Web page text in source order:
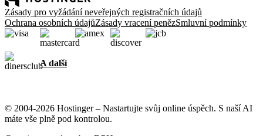
Zásady pro vyžádání neveřejných registračních údajů
Ochrana osobních údajůZásady vracení penězSmluvní podmínky
A další
© 2004-2026 Hostinger – Nastartujte svůj online úspěch. S naší AI
máte vše plně pod kontrolou.